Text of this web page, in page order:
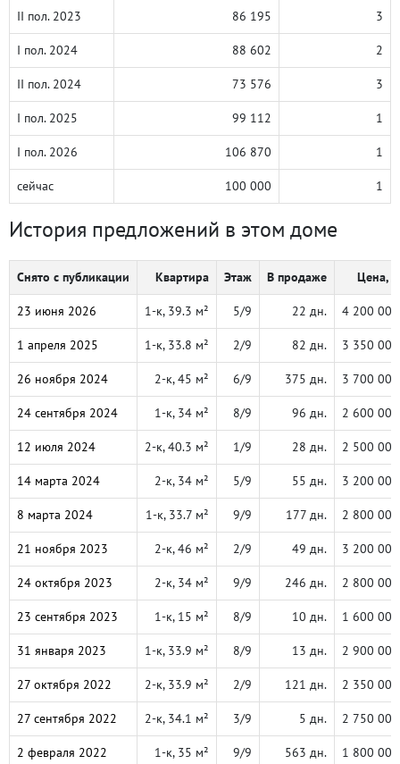
II пол. 2023 86 195 3
I пол. 2024 88 602 2
II пол. 2024 73 576 3
I пол. 2025 99 112 1
I пол. 2026 106 870 1
сейчас 100 000 1
История предложений в этом доме
Снято с публикации Квартира Этаж В продаже Цена, ₽
23 июня 2026 1-к, 39.3 м² 5/9 22 дн. 4 200 000
1 апреля 2025 1-к, 33.8 м² 2/9 82 дн. 3 350 000
26 ноября 2024 2-к, 45 м² 6/9 375 дн. 3 700 000
24 сентября 2024 1-к, 34 м² 8/9 96 дн. 2 600 000
12 июля 2024 2-к, 40.3 м² 1/9 28 дн. 2 500 000
14 марта 2024 2-к, 34 м² 5/9 55 дн. 3 200 000
8 марта 2024 1-к, 33.7 м² 9/9 177 дн. 2 800 000
21 ноября 2023 2-к, 46 м² 2/9 49 дн. 3 200 000
24 октября 2023 2-к, 34 м² 9/9 246 дн. 2 800 000
23 сентября 2023 1-к, 15 м² 8/9 10 дн. 1 600 000
31 января 2023 1-к, 33.9 м² 8/9 13 дн. 2 900 000
27 октября 2022 2-к, 33.9 м² 2/9 121 дн. 2 350 000
27 сентября 2022 2-к, 34.1 м² 3/9 5 дн. 2 750 000
2 февраля 2022 1-к, 35 м² 9/9 563 дн. 1 800 000